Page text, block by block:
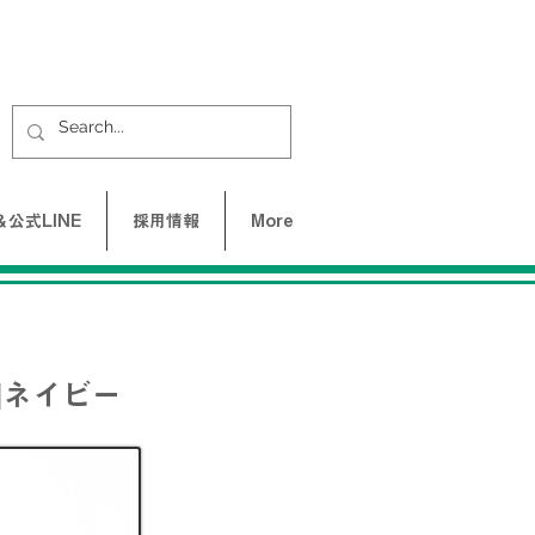
公式LINE 採用情報 More
イビー